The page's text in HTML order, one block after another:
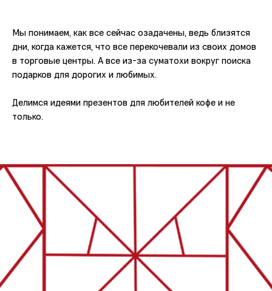
Мы понимаем, как все сейчас озадачены, ведь близятся
дни, когда кажется, что все перекочевали из своих домов
в торговые центры. А все из-за суматохи вокруг поиска
подарков для дорогих и любимых.
Делимся идеями презентов для любителей кофе и не
только.